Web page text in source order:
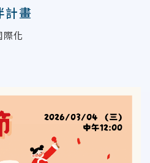
畫
化